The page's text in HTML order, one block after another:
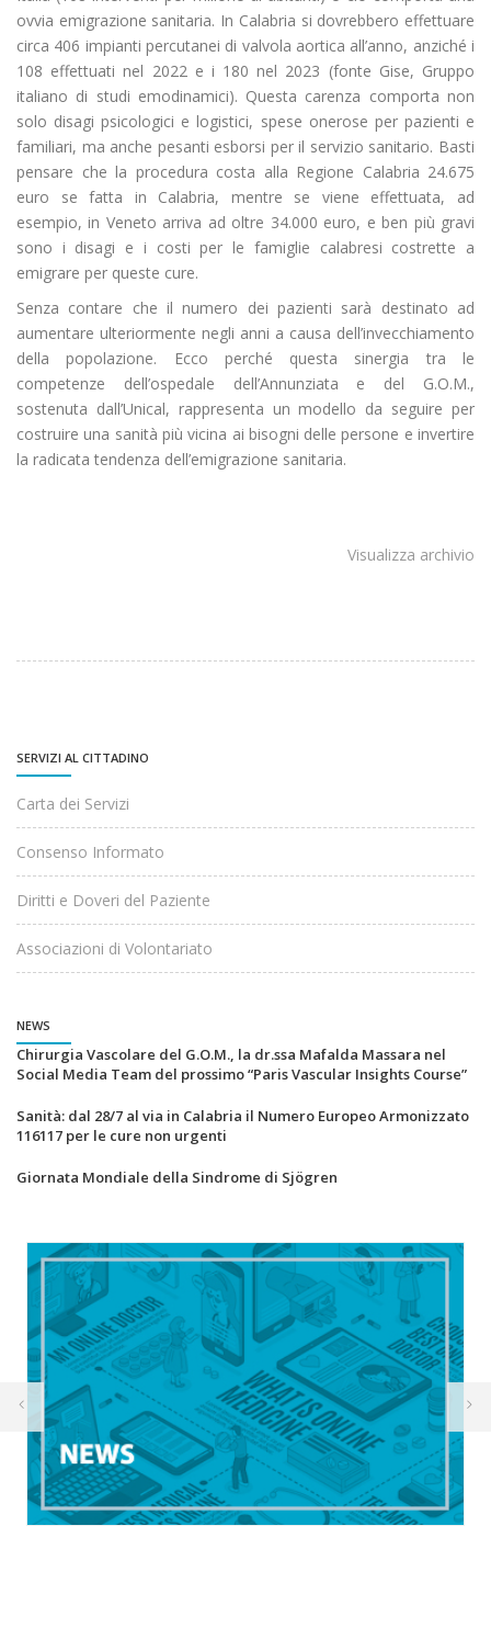
ovvia emigrazione sanitaria. In Calabria si dovrebbero effettuare
circa 406 impianti percutanei di valvola aortica all’anno, anziché i
108 effettuati nel 2022 e i 180 nel 2023 (fonte Gise, Gruppo
italiano di studi emodinamici). Questa carenza comporta non
solo disagi psicologici e logistici, spese onerose per pazienti e
familiari, ma anche pesanti esborsi per il servizio sanitario. Basti
pensare che la procedura costa alla Regione Calabria 24.675
euro se fatta in Calabria, mentre se viene effettuata, ad
esempio, in Veneto arriva ad oltre 34.000 euro, e ben più gravi
sono i disagi e i costi per le famiglie calabresi costrette a
emigrare per queste cure.
Senza contare che il numero dei pazienti sarà destinato ad
aumentare ulteriormente negli anni a causa dell’invecchiamento
della popolazione. Ecco perché questa sinergia tra le
competenze dell’ospedale dell’Annunziata e del G.O.M.,
sostenuta dall’Unical, rappresenta un modello da seguire per
costruire una sanità più vicina ai bisogni delle persone e invertire
la radicata tendenza dell’emigrazione sanitaria.
Visualizza archivio
SERVIZI AL CITTADINO
Carta dei Servizi
Consenso Informato
Diritti e Doveri del Paziente
Associazioni di Volontariato
NEWS
Chirurgia Vascolare del G.O.M., la dr.ssa Mafalda Massara nel
Social Media Team del prossimo “Paris Vascular Insights Course”
Sanità: dal 28/7 al via in Calabria il Numero Europeo Armonizzato
116117 per le cure non urgenti
Giornata Mondiale della Sindrome di Sjögren